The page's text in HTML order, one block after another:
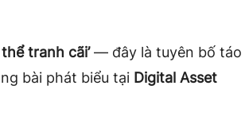
tranh cãi’— đây là tuyên bố táo
bài phát biểu tại Digital Asset